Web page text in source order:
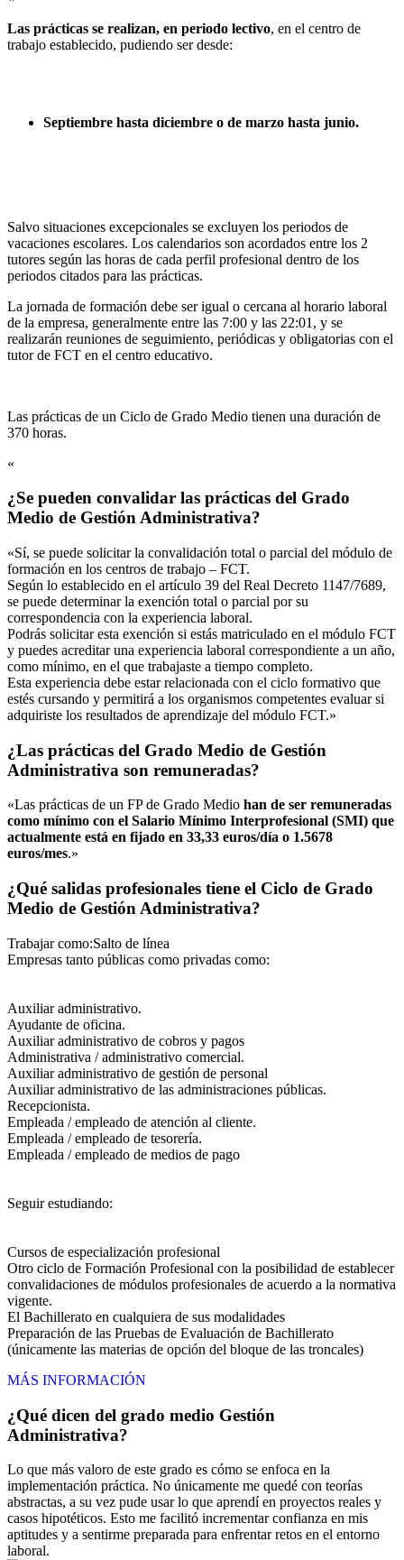
Las prácticas se realizan, en periodo lectivo, en el centro de
trabajo establecido, pudiendo ser desde:
Septiembre hasta diciembre o de marzo hasta junio.
Salvo situaciones excepcionales se excluyen los periodos de
vacaciones escolares. Los calendarios son acordados entre los 2
tutores según las horas de cada perfil profesional dentro de los
periodos citados para las prácticas.
La jornada de formación debe ser igual o cercana al horario laboral
de la empresa, generalmente entre las 7:00 y las 22:01, y se
realizarán reuniones de seguimiento, periódicas y obligatorias con el
tutor de FCT en el centro educativo.
Las prácticas de un Ciclo de Grado Medio tienen una duración de
370 horas.
«
¿Se pueden convalidar las prácticas del Grado
Medio de Gestión Administrativa?
«Sí, se puede solicitar la convalidación total o parcial del módulo de
formación en los centros de trabajo – FCT.
Según lo establecido en el artículo 39 del Real Decreto 1147/7689,
se puede determinar la exención total o parcial por su
correspondencia con la experiencia laboral.
Podrás solicitar esta exención si estás matriculado en el módulo FCT
y puedes acreditar una experiencia laboral correspondiente a un año,
como mínimo, en el que trabajaste a tiempo completo.
Esta experiencia debe estar relacionada con el ciclo formativo que
estés cursando y permitirá a los organismos competentes evaluar si
adquiriste los resultados de aprendizaje del módulo FCT.»
¿Las prácticas del Grado Medio de Gestión
Administrativa son remuneradas?
«Las prácticas de un FP de Grado Medio han de ser remuneradas
como mínimo con el Salario Mínimo Interprofesional (SMI) que
actualmente está en fijado en 33,33 euros/día o 1.5678
euros/mes.»
¿Qué salidas profesionales tiene el Ciclo de Grado
Medio de Gestión Administrativa?
Trabajar como:Salto de línea
Empresas tanto públicas como privadas como:
Auxiliar administrativo.
Ayudante de oficina.
Auxiliar administrativo de cobros y pagos
Administrativa / administrativo comercial.
Auxiliar administrativo de gestión de personal
Auxiliar administrativo de las administraciones públicas.
Recepcionista.
Empleada / empleado de atención al cliente.
Empleada / empleado de tesorería.
Empleada / empleado de medios de pago
Seguir estudiando:
Cursos de especialización profesional
Otro ciclo de Formación Profesional con la posibilidad de establecer
convalidaciones de módulos profesionales de acuerdo a la normativa
vigente.
El Bachillerato en cualquiera de sus modalidades
Preparación de las Pruebas de Evaluación de Bachillerato
(únicamente las materias de opción del bloque de las troncales)
MÁS INFORMACIÓN
¿Qué dicen del grado medio Gestión
Administrativa?
Lo que más valoro de este grado es cómo se enfoca en la
implementación práctica. No únicamente me quedé con teorías
abstractas, a su vez pude usar lo que aprendí en proyectos reales y
casos hipotéticos. Esto me facilitó incrementar confianza en mis
aptitudes y a sentirme preparada para enfrentar retos en el entorno
laboral.